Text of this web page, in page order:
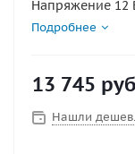
Напряжение 12
Подробнее
13 745
Нашли